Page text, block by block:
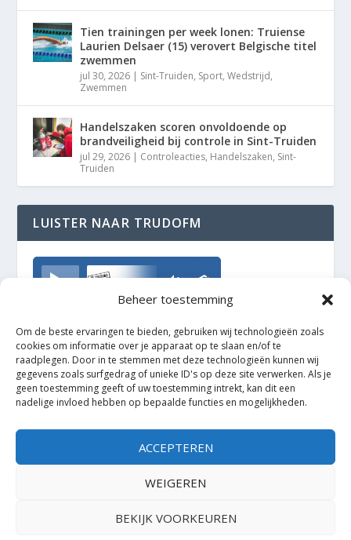
Beheer toestemming
Om de beste ervaringen te bieden, gebruiken wij technologieën zoals
cookies om informatie over je apparaat op te slaan en/of te
raadplegen. Door in te stemmen met deze technologieën kunnen wij
gegevens zoals surfgedrag of unieke ID's op deze site verwerken. Als je
geen toestemming geeft of uw toestemming intrekt, kan dit een
nadelige invloed hebben op bepaalde functies en mogelijkheden.
ACCEPTEREN
WEIGEREN
BEKIJK VOORKEUREN
Tien trainingen per week lonen: Truiense
Laurien Delsaer (15) verovert Belgische titel
zwemmen
jul 30, 2026 | Sint-Truiden, Sport,Wedstrijd,
Zwemmen
Handelszaken scoren onvoldoende op
brandveiligheid bij controle in Sint-Truiden
jul 29, 2026 | Controleacties, Handelszaken, Sint-
Truiden
LUISTER NAAR TRUDOFM
TrudoFM
Elegant Themes| Mogelijk gemaakt door